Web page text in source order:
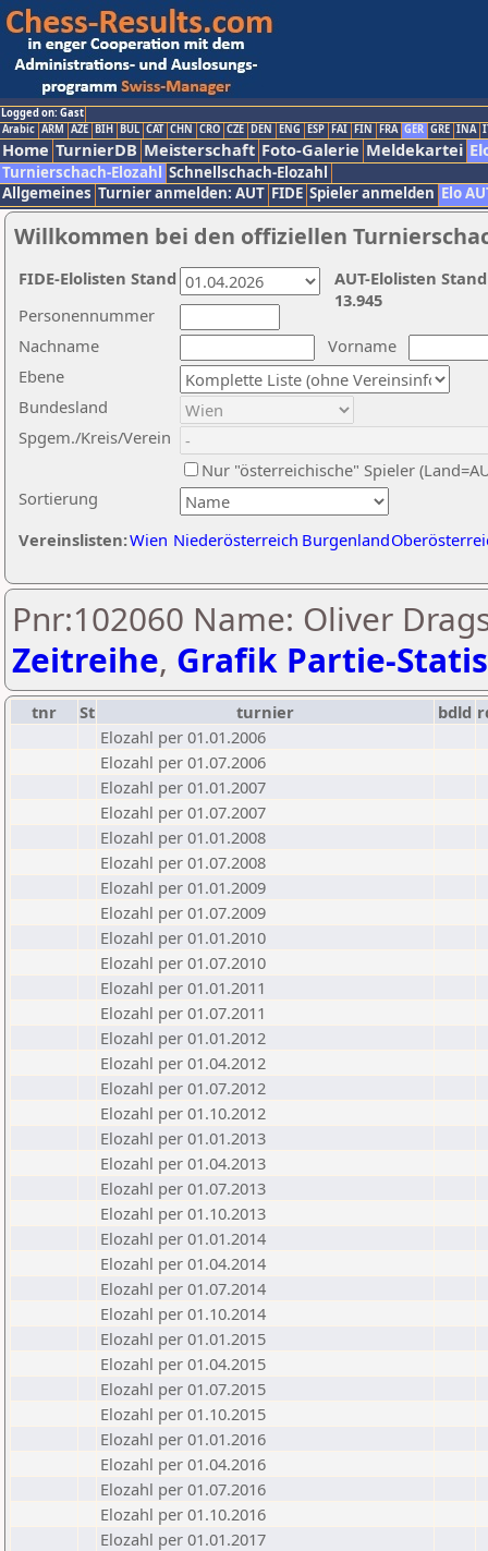
Logged on: Gast
Arabic ARM AZE BIH BUL CAT CHN CRO CZE DEN ENG ESP FAI FIN FRA GER GRE INA
Home TurnierDB Meisterschaft Foto-Galerie Meldekartei
Turnierschach-Elozahl Schnellschach-Elozahl
Allgemeines Turnier anmelden: AUT FIDE Spieler anmelden Elo
Willkommen bei den offiziellen
Nachname
Vorname
Ebene
Sortierung
Personennummer
Bundesland
Spgem./Kreis/Verein
Nur "österreichische" Spieler
Vereinslisten:Wien Niederösterreich Burgenland
AUT-Elolisten
13.945
FIDE-Elolisten Stand
Pnr:102060 Name: Oliver
Zeitreihe, Grafik Partie-
tnr St turnier bdld
Elozahl per 01.01.2006
Elozahl per 01.07.2006
Elozahl per 01.01.2007
Elozahl per 01.07.2007
Elozahl per 01.01.2008
Elozahl per 01.07.2008
Elozahl per 01.01.2009
Elozahl per 01.07.2009
Elozahl per 01.01.2010
Elozahl per 01.07.2010
Elozahl per 01.01.2011
Elozahl per 01.07.2011
Elozahl per 01.01.2012
Elozahl per 01.04.2012
Elozahl per 01.07.2012
Elozahl per 01.10.2012
Elozahl per 01.01.2013
Elozahl per 01.04.2013
Elozahl per 01.07.2013
Elozahl per 01.10.2013
Elozahl per 01.01.2014
Elozahl per 01.04.2014
Elozahl per 01.07.2014
Elozahl per 01.10.2014
Elozahl per 01.01.2015
Elozahl per 01.04.2015
Elozahl per 01.07.2015
Elozahl per 01.10.2015
Elozahl per 01.01.2016
Elozahl per 01.04.2016
Elozahl per 01.07.2016
Elozahl per 01.10.2016
Elozahl per 01.01.2017